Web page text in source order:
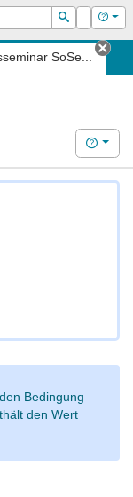
Suchen
Login Hilfe
SoSe...
Hilfe
Bedingung
den Wert